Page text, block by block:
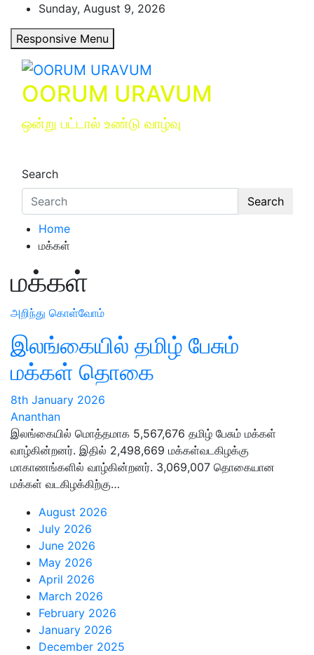
content
Sunday, August 9, 2026
Responsive Menu
OORUM URAVUM
ஒன்று பட்டால் உண்டு வாழ்வு
Search
Search
Home
மக்கள்
மக்கள்
அறிந்து கொள்வோம்
இலங்கையில் தமிழ் பேசும்
மக்கள் தொகை
8th January 2026
Ananthan
இலங்கையில் மொத்தமாக 5,567,676 தமிழ் பேசும் மக்கள்
வாழ்கின்றனர். இதில் 2,498,669 மக்கள்வடகிழக்கு
மாகாணங்களில் வாழ்கின்றனர். 3,069,007 தொகையான
மக்கள் வடகிழக்கிற்கு…
August 2026
July 2026
June 2026
May 2026
April 2026
March 2026
February 2026
January 2026
December 2025